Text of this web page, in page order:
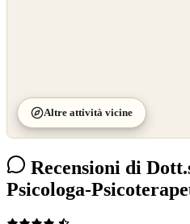
Altre attività vicine
Recensioni di
Psicologa-